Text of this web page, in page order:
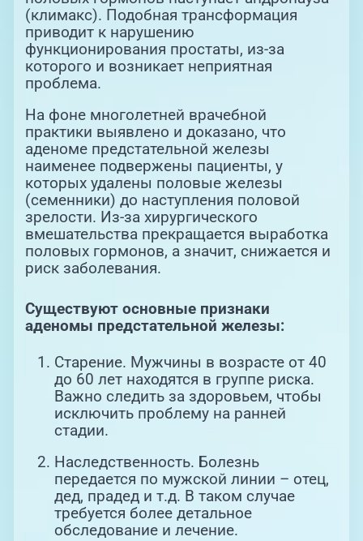
(климакс). Подобная трансформация
приводит к нарушению
функционирования простаты, из-за
которого и возникает неприятная
проблема.
На фоне многолетней врачебной
практики выявлено и доказано, что
аденоме предстательной железы
наименее подвержены пациенты, у
которых удалены половые железы
(семенники) до наступления половой
зрелости. Из-за хирургического
вмешательства прекращается выработка
половых гормонов, а значит, снижается и
риск заболевания.
Существуют основные признаки
аденомы предстательной железы:
Старение. Мужчины в возрасте от 40
до 60 лет находятся в группе риска.
Важно следить за здоровьем, чтобы
исключить проблему на ранней
стадии.
Наследственность. Болезнь
передается по мужской линии – отец,
дед, прадед и т.д. В таком случае
требуется более детальное
обследование и лечение.